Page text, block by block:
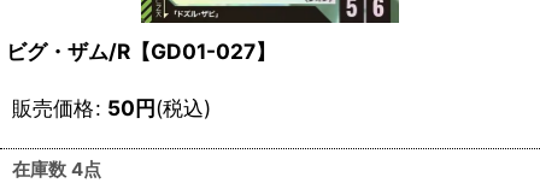
ビグ・ザム/R【GD01-027】
販売価格: 50円(税込)
在庫数 4点